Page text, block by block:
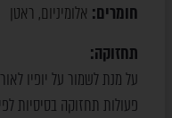
חומרים: אלומיניום, ראטן
תחזוקה:
על מנת לשמור על יופיו
פעולות תחזוקה בסיסיות